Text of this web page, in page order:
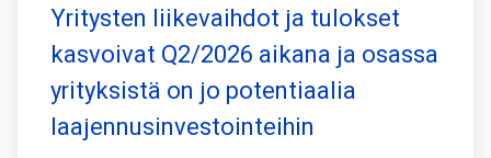
Yritysten liikevaihdot ja tulokset
kasvoivat Q2/2026 aikana ja osassa
yrityksistä on jo potentiaalia
laajennusinvestointeihin